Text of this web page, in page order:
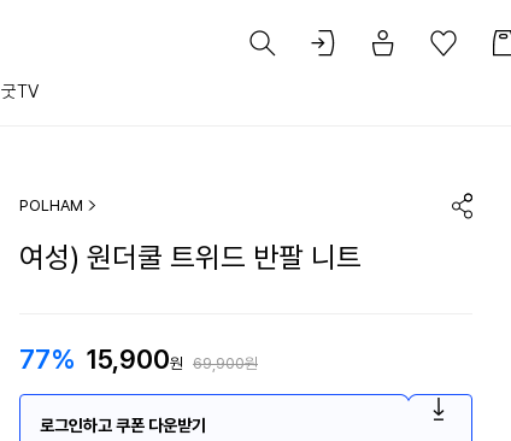
굿TV
POLHAM
여성) 원더쿨 트위드 반팔 니트
77% 15,900원 69,900원
로그인하고 쿠폰 다운받기